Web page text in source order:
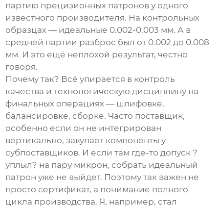
партию прецизионных патронов у одного
известного производителя. На контрольных
образцах — идеальные 0.002-0.003 мм. А в
средней партии разброс был от 0.002 до 0.008
мм. И это ещё неплохой результат, честно
говоря.
Почему так? Всё упирается в контроль
качества и технологическую дисциплину на
финальных операциях — шлифовке,
балансировке, сборке. Часто поставщик,
особенно если он не интегрирован
вертикально, закупает компоненты у
субпоставщиков. И если там где-то допуск ?
уплыл? на пару микрон, собрать идеальный
патрон уже не выйдет. Поэтому так важен не
просто сертификат, а понимание полного
цикла производства. Я, например, стал